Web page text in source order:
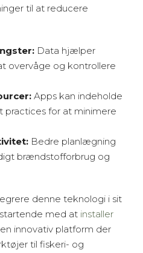
til at reducere
Data hjælper
overvåge og kontrollere
Apps kan indeholde
practices for at minimere
Bedre planlægning
brændstofforbrug og
denne teknologi i sit
med at installer
en innovativ platform der
til fiskeri- og